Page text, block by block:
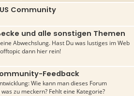
Community
und alle sonstigen Themen
Abwechslung. Hast Du was lustiges im Web
dann hier rein!
Feedback
Wie kann man dieses Forum
zu meckern? Fehlt eine Kategorie?